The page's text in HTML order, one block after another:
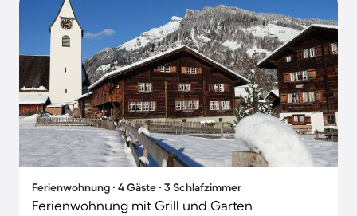
Ferienwohnung ∙ 4 Gäste ∙ 3 Schlafzimmer
Ferienwohnung mit Grill und Garten